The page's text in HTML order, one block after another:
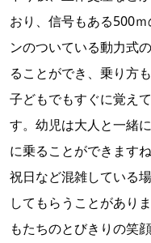
おり、信号もある500
ンのついている動力式
ることができ、乗り方
子どもでもすぐに覚え
す。幼児は大人と一緒
に乗ることができます
祝日など混雑している
してもらうことがあり
もたちのとびきりの笑